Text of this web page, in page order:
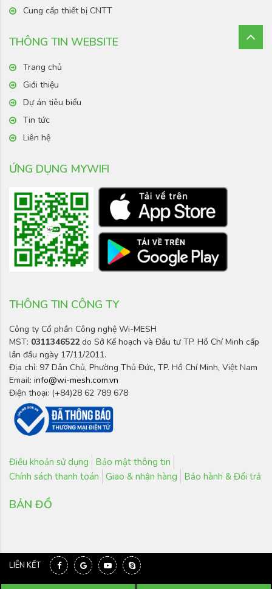
Cung cấp thiết bị CNTT
THÔNG TIN WEBSITE
Trang chủ
Giới thiệu
Dự án tiêu biểu
Tin tức
Liên hệ
ỨNG DỤNG MYWIFI
THÔNG TIN CÔNG TY
Công ty Cổ phần Công nghệ Wi-MESH
MST: 0311346522do Sở Kế hoạch và Đầu tư TP. Hồ Chí Minh cấp
lần đầu ngày 17/11/2011.
Địa chỉ: 97 Dân Chủ, Phường Thủ Đức, TP. Hồ Chí Minh, Việt Nam
Email: info@wi-mesh.com.vn
Điện thoại: (+84)28 62 789 678
Điều khoản sử dụng
Bảo mật thông tin
Chính sách thanh toán Giao & nhận hàng Bảo hành & Đổi trả
BẢN ĐỒ
LIÊN KẾT